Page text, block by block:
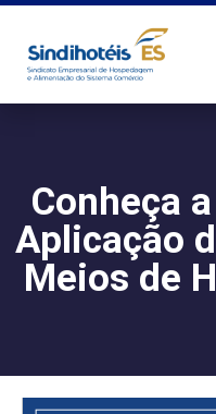
Conheça
Aplicação
Meios de